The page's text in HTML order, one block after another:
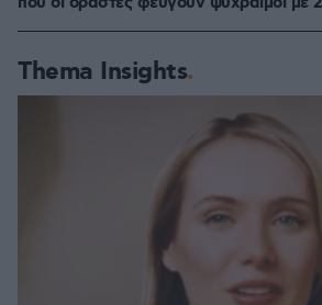
Thema Insights